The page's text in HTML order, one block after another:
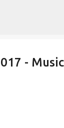
-